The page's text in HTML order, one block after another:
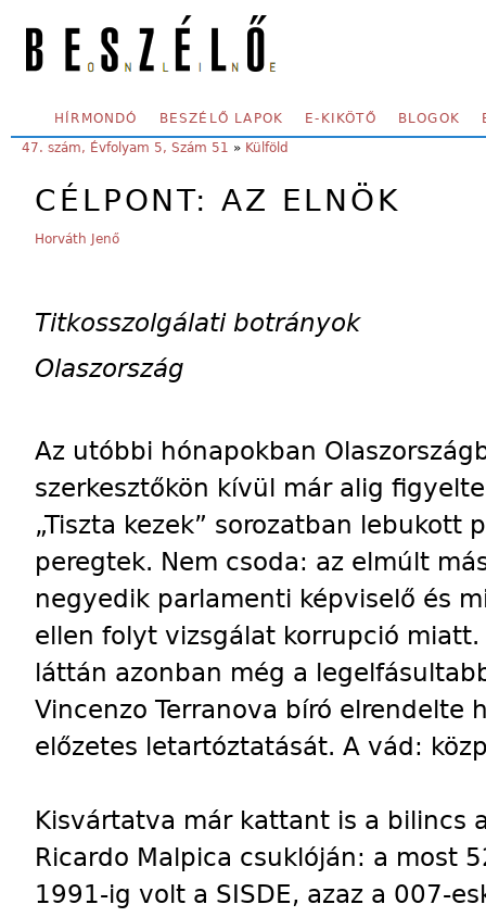
SECONDARY MENU
HÍRMONDÓ BESZÉLŐ LAPOK E-KIKÖTŐ BLOGOK
YOU ARE HERE:
47. szám, Évfolyam 5, Szám 51 » Külföld
CÉLPONT: AZ ELNÖK
Horváth Jenő
Titkosszolgálati botrányok
Olaszország
Az utóbbi hónapokban
szerkesztőkön kívül már alig
„Tiszta kezek” sorozatban lebukott
peregtek. Nem csoda: az elmúlt
negyedik parlamenti képviselő és
ellen folyt vizsgálat korrupció
láttán azonban még a
Vincenzo Terranova bíró elrendelte
előzetes letartóztatását. A vád:
Kisvártatva már kattant is a bilincs
Ricardo Malpica csuklóján: a most
1991-ig volt a SISDE, azaz a 007-